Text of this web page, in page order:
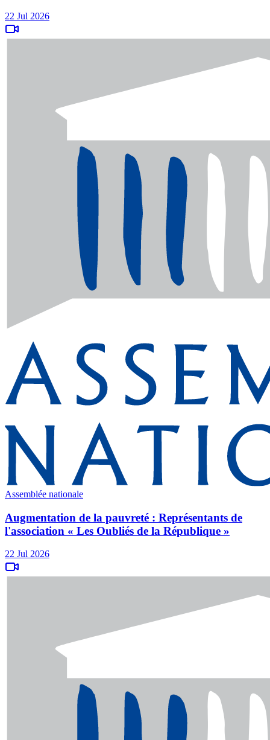
22 Jul 2026
Assemblée nationale
Augmentation de la pauvreté : Représentants de
l'association « Les Oubliés de la République »
22 Jul 2026